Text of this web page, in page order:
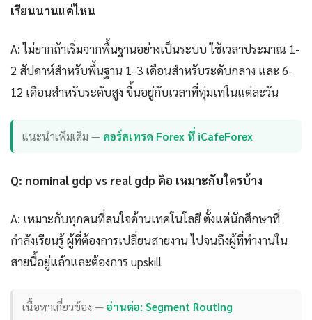
เรียนนานแค่ไหน
A: ไม่ยากถ้าเริ่มจากพื้นฐานอย่างเป็นระบบ ใช้เวลาประมาณ 1-
2 สัปดาห์สำหรับพื้นฐาน 1-3 เดือนสำหรับระดับกลาง และ 6-
12 เดือนสำหรับระดับสูง ขึ้นอยู่กับเวลาที่ทุ่มเทในแต่ละวัน
แนะนำเพิ่มเติม — คอร์สเทรด Forex ที่ iCafeForex
Q: nominal gdp vs real gdp คือ เหมาะกับใครบ้าง
A: เหมาะกับทุกคนที่สนใจด้านเทคโนโลยี ตั้งแต่นักศึกษาที่
กำลังเรียนรู้ ผู้ที่ต้องการเปลี่ยนสายงาน ไปจนถึงผู้ที่ทำงานใน
สายนี้อยู่แล้วและต้องการ upskill
เนื้อหาเกี่ยวข้อง —อ่านต่อ: Segment Routing